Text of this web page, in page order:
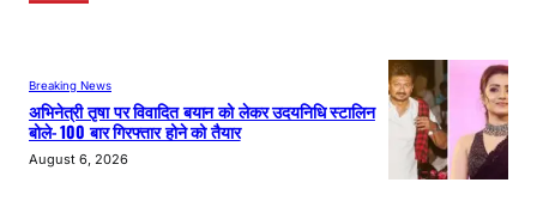
Breaking News
अभिनेत्री तृषा पर विवादित बयान को लेकर उदयनिधि स्टालिन
बोले- 100 बार गिरफ्तार होने को तैयार
August 6, 2026